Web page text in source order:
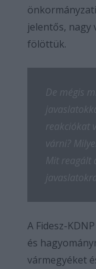
jelentős, nagy
fölöttük.
De mégis
reakciókat
várni?
Mit reagált
A Fidesz-
és
vármegyéket